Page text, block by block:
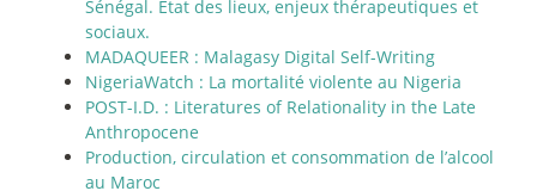
Sénégal. Etat des lieux, enjeux thérapeutiques et
sociaux.
MADAQUEER : Malagasy Digital Self-Writing
NigeriaWatch : La mortalité violente au Nigeria
POST-I.D. : Literatures of Relationality in the Late
Anthropocene
Production, circulation et consommation de l’alcool
au Maroc